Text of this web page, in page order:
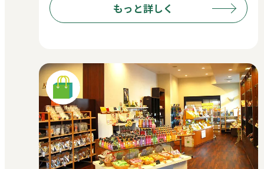
もっと詳しく